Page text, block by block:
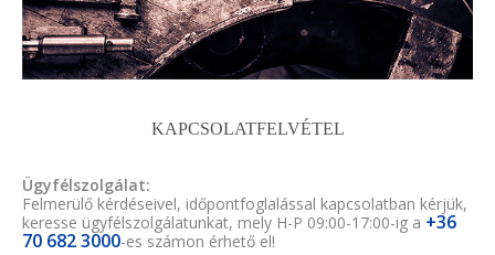
KAPCSOLATFELVÉTEL
Ügyfélszolgálat:
Felmerülő kérdéseivel, időpontfoglalással kapcsolatban kérjük,
keresse ügyfélszolgálatunkat, mely H-P 09:00-17:00-ig a +36
70 682 3000-es számon érhető el!